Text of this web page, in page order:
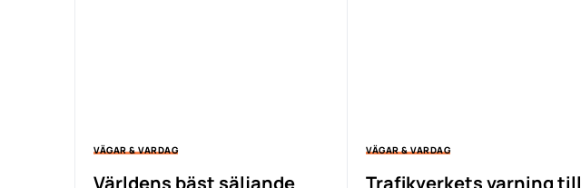
VÄGAR & VARDAG
Världens bäst säljande
VÄGAR & VARDAG
Trafikverkets varning till